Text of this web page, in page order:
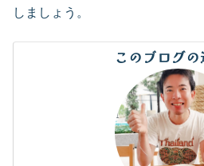
しましょう。
このブログ